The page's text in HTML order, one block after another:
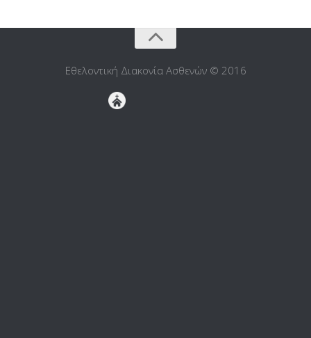
Εθελοντική Διακονία Ασθενών © 2016